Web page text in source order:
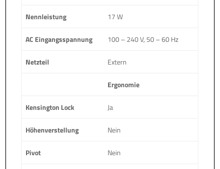
Nennleistung 17 W
AC Eingangsspannung 100 – 240 V, 50 – 60 Hz
Netzteil Extern
Ergonomie
Kensington Lock Ja
Höhenverstellung Nein
Pivot Nein